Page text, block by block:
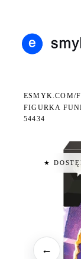
ESMYK.COM/
FIGURKA
54434
★
←